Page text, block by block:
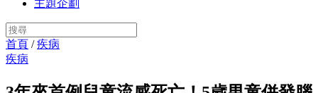
主題企劃
首頁 /疾病
疾病